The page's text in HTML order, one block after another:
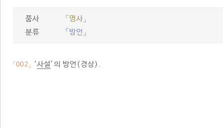
품사
「명사」
분류
「방언」
「002」 ‘사설’의 방언(경상).